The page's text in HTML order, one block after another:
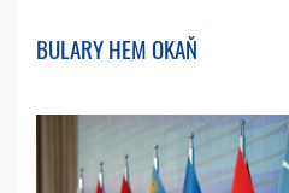
BULARY HEM OKAŇ